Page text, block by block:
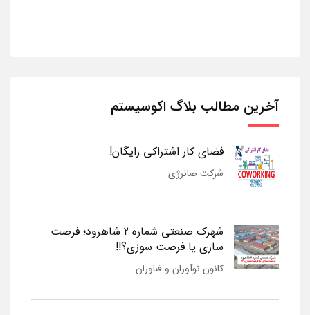
آخرین مطالب بلاگ اکوسیستم
فضای کار اشتراکی رایگان!
شرکت صانرژی
شهرک صنعتی شماره 2 شاهرود؛ فرصت
سازی یا فرصت سوزی؟!!
کانون نوآوران و فناوران